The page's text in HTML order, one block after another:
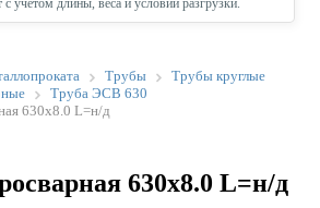
учетом длины, веса и условий разгрузки.
Трубы
Трубы круглые
Труба ЭСВ 630
630х8.0 L=н/д
630х8.0 L=н/д